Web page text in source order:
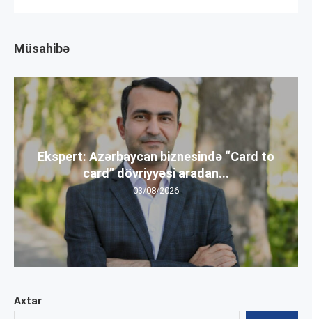
Axtar
Müsahibə
Ekspert: Azərbaycan biznesində “Card to
card” dövriyyəsi aradan...
03/08/2026